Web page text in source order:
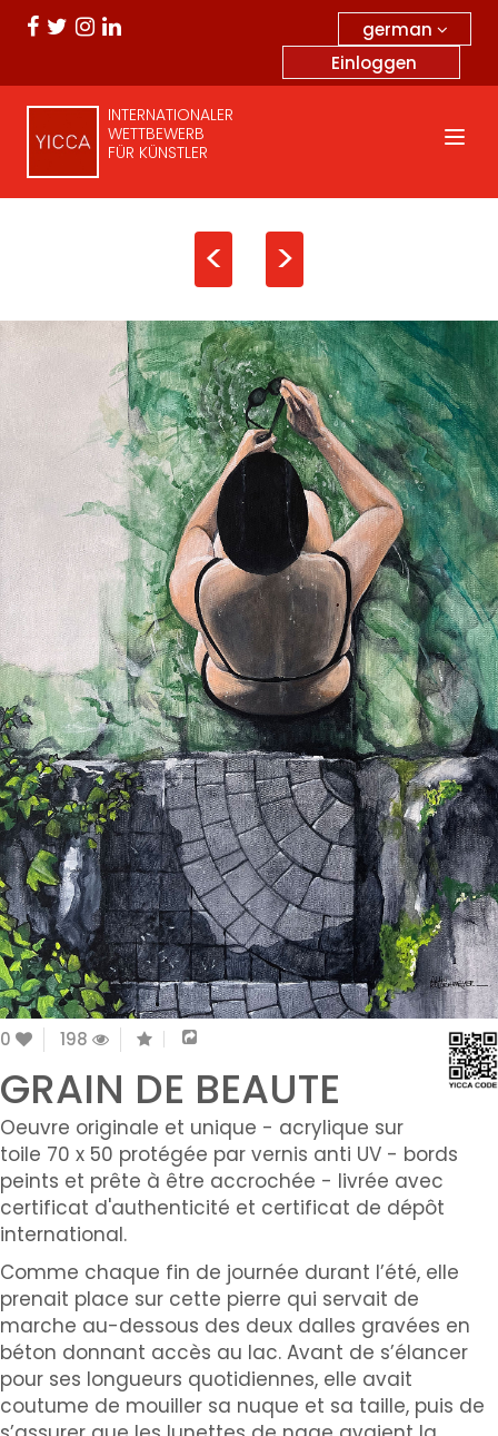
german
Einloggen
INTERNATIONALER
WETTBEWERB
FÜR KÜNSTLER
< >
0 198
GRAIN DE BEAUTE
Oeuvre originale et unique - acrylique sur
toile 70 x 50 protégée par vernis anti UV - bords
peints et prête à être accrochée - livrée avec
certificat d'authenticité et certificat de dépôt
international.
Comme chaque fin de journée durant l’été, elle
prenait place sur cette pierre qui servait de
marche au-dessous des deux dalles gravées en
béton donnant accès au lac. Avant de s’élancer
pour ses longueurs quotidiennes, elle avait
coutume de mouiller sa nuque et sa taille, puis de